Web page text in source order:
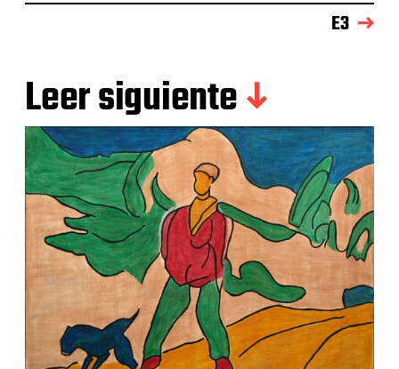
E3
Leer siguiente